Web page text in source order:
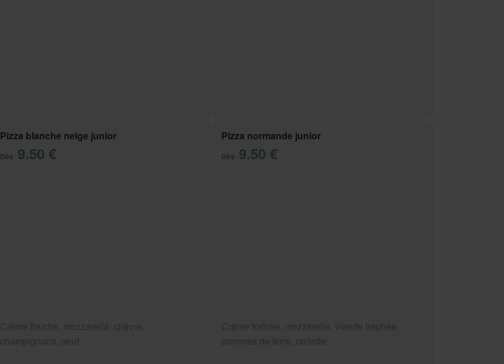
Pizza blanche neige junior
Dès 9.50 €
Pizza normande junior
Dès 9.50 €